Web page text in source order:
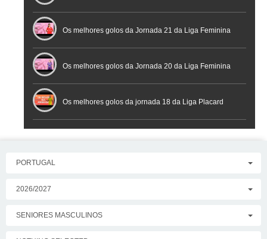
Placard
Os melhores golos da Jornada 21 da Liga Feminina
Placard
Os melhores golos da Jornada 20 da Liga Feminina
Placard
Os melhores golos da jornada 18 da Liga Placard
PORTUGAL
2026/2027
SENIORES MASCULINOS